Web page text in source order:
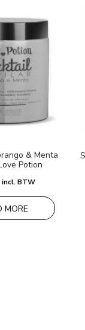
& Menta
Potion
incl. BTW
MORE